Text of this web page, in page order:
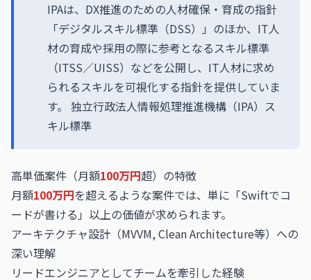
IPAは、DX推進のための人材確保・育成の指針
「デジタルスキル標準（DSS）」のほか、IT人
材の育成や採用の際に参考となるスキル標準
（ITSS／UISS）などを公開し、IT人材に求め
られるスキルを可視化する指針を提供していま
す。 独立行政法人情報処理推進機構（IPA）ス
キル標準
高単価案件（月額100万円超）の特徴
月額100万円を超えるような案件では、単に「Swiftでコ
ードが書ける」以上の価値が求められます。
アーキテクチャ設計（MVVM, Clean Architecture等）への
深い理解
リードエンジニアとしてチームを牽引した経験